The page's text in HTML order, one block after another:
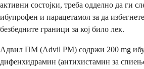
активни состојки, треба одделно да ги
ибупрофен и парацетамол за да
безбедните граници за кој било лек.
Адвил ПМ (Advil PM) содржи 200 mg
дифенхидрамин (антихистамин за